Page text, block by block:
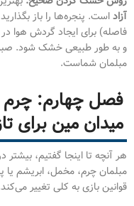
آزاداست. پنجره‌ها را باز
فاصله) برای ایجاد گردش هوا در
و به طور طبیعی خشک شود.
مبلمان شماست.
فصل چهارم:
میدان مین برای
هر آنچه تا اینجا گفتیم،
قوانین بازی به کلی تغییر